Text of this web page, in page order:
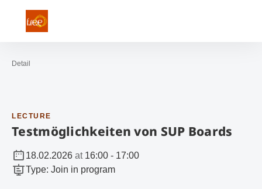
Open navigation
To the homepage
Detail
LECTURE
Testmöglichkeiten von SUP Boards
18.02.2026 at 16:00 - 17:00
Type: Join in program